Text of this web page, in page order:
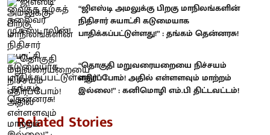
“ஜிஎஸ்டி அமலுக்கு பிறகு மாநிலங்களின்
நிதிசார் சுயாட்சி கடுமையாக
பாதிக்கப்பட்டுள்ளது!” : தங்கம் தென்னரசு!
“தொகுதி மறுவரையறையை நிச்சயம்
எதிர்ப்போம்! அதில் எள்ளளவும் மாற்றம்
இல்லை!” : கனிமொழி எம்.பி திட்டவட்டம்!
Related Stories